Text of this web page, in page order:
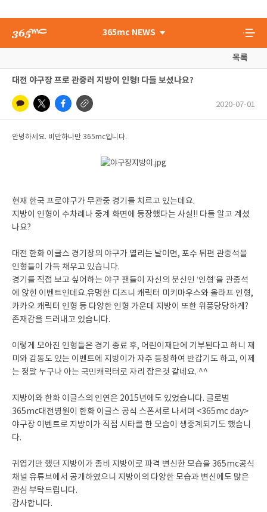
365mc NEWS
목록
대전 야구장 프로 관중러 지방이 인형! 다들 보셨나요?
2020-07-01
안녕하세요. 비만하나만 365mc입니다.
현재 한국 프로야구가 무관중 경기를 치르고 있는데요.
지방이 인형이 수차례나 중계 화면에 등장했다는 사실!! 다들 알고 계셨
나요?
대전 한화 이글스 경기장의 야구가 열리는 날이면, 포수 뒤편 관중석을
인형들이 가득 채우고 있습니다.
경기를 직접 보고 싶어하는 야구 팬들이 자신의 분신인 ‘인형’을 관중석
에 앉힌 이벤트인데요.유명한 디즈니 캐릭터 미키마우스와 올라프 인형,
카카오 캐릭터 인형 등 다양한 인형 가운데 지방이 또한 위풍당당하게?
존재감을 드러내고 있습니다.
이렇게 모아진 인형들은 경기 종료 후, 어린이재단에 기부된다고 하니 재
미와 감동도 있는 이벤트에 지방이가 자주 등장하여 반갑기도 하고, 이제
는 정말 누구나 아는 국민캐릭터로 자리 잡은것 같네요. ^^
지방이와 한화 이글스의 인연은 2015년에도 있었습니다. 글로벌
365mc대전병원이 한화 이글스 공식 스폰서로 나서며 <365mc day>
야구장 이벤트로 지방이가 직접 시타를 한 모습이 생중계되기도 했습니
다.
귀엽기만 했던 지방이가 좀비 지방이로 파격 변신한 모습을 365mc공식
채널 유튜브에서 공개하였으니 지방이의 다양한 모습과 변신에도 많은
관심 부탁드립니다.
감사합니다.